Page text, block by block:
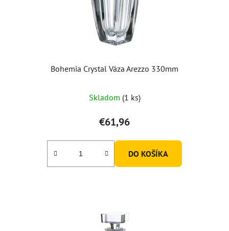
Bohemia Crystal Váza Arezzo 330mm
hodnotenie
produktu
je
5,0
Skladom (1 ks)
€61,96
DO KOŠÍKA